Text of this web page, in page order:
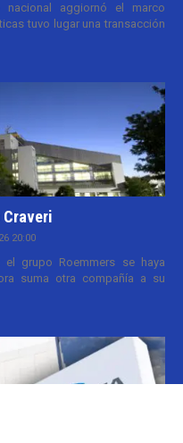
aggiornó el marco
tuvo lugar una transacción
Craveri
20:00
grupo Roemmers se haya
suma otra compañía a su